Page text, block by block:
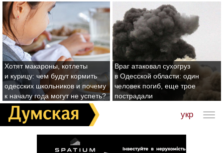
Хотят макароны, котлеты
и курицу: чем будут кормить
одесских школьников и почему
к началу года могут не успеть?
Враг атаковал сухогруз
в Одесской области: один
человек погиб, еще трое
пострадали
укр